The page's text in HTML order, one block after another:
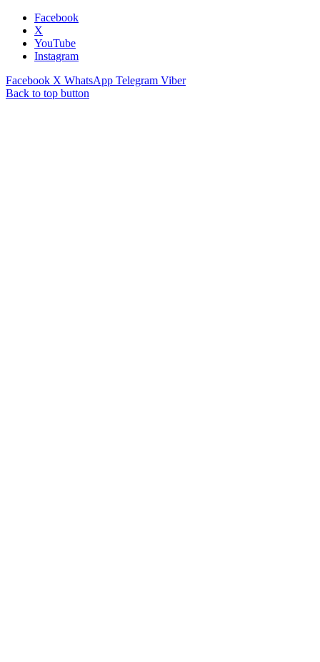
Facebook
X
YouTube
Instagram
Facebook X WhatsApp Telegram Viber
Back to top button